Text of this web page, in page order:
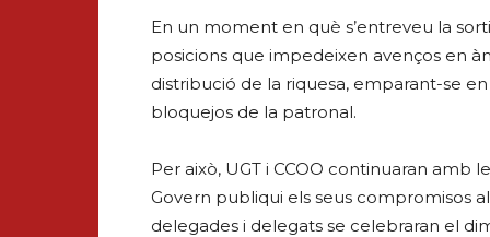
En un moment en què s’entreveu la
posicions que impedeixen avenços en
distribució de la riquesa, emparant-se
bloquejos de la patronal.
Per això, UGT i CCOO continuaran amb
Govern publiqui els seus compromisos
delegades i delegats se celebraran el